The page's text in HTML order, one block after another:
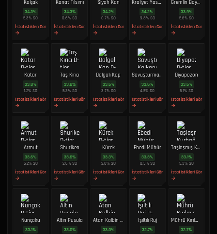
Kolçak
34.3%
5.3%SO
İstatistikleri Gör
→
Kanat Tılsımı
34.3%
0.6%SO
İstatistikleri Gör
→
Siyah Kan
34.2%
0.7% SO
İstatistikleri Gör
→
Kraliyet Yastığı
34.2%
9.8% SO
İstatistikleri Gör
→
Gremlin Boynuzu
33.9%
5.6% SO
İstatistikleri Gör
→
Katar
33.8%
1.2%SO
İstatistikleri Gör
→
Taş Kırıcı
33.8%
5.3% SO
İstatistikleri Gör
→
Dalgalı Kap
33.6%
3.7% SO
İstatistikleri Gör
→
Savuşturma Kalkanı
33.6%
4.5%SO
İstatistikleri Gör
→
Diyapozon
33.6%
5.1% SO
İstatistikleri Gör
→
Armut
33.6%
5.2% SO
İstatistikleri Gör
→
Shuriken
33.6%
2.6% SO
İstatistikleri Gör
→
Kürek
33.3%
2.0% SO
İstatistikleri Gör
→
Ebedi Mühür
33.3%
0.3% SO
İstatistikleri Gör
→
Taşlaşmış Kurbağa
33.1%
5.3% SO
İstatistikleri Gör
→
Nunçaku
33.1%
Altın Pusula
33.0%
Atan Kalbin Kalıntısı
33.0%
Işıltılı Ruj
32.7%
Mührü Kırılmış Ruh Kabı
32.7%